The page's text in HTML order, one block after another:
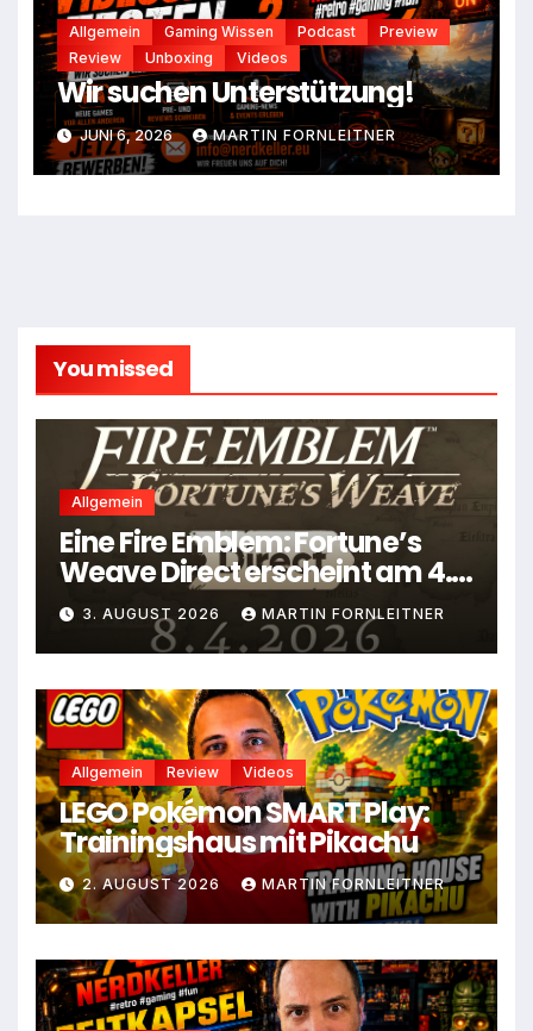
Allgemein Gaming Wissen Podcast
Preview
Review
Unboxing Videos
Wir suchen Unterstützung!
JUNI 6, 2026 MARTIN FORNLEITNER
You missed
Allgemein
Eine Fire Emblem: Fortune’s
Weave Direct erscheint am 4.
August
3. AUGUST 2026 MARTIN FORNLEITNER
Allgemein Review Videos
LEGO Pokémon SMART Play:
Trainingshaus mit Pikachu
2. AUGUST 2026 MARTIN FORNLEITNER